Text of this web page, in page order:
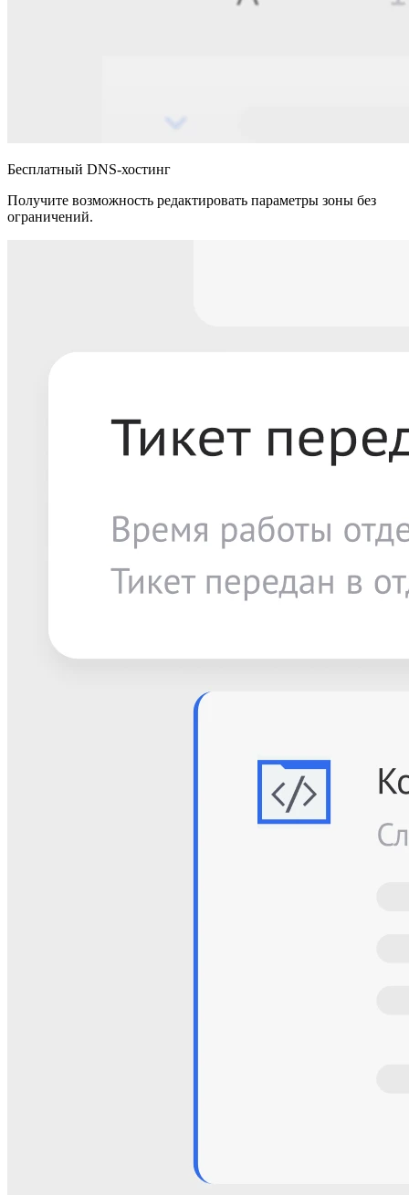
Бесплатный DNS-хостинг
Получите возможность редактировать параметры зоны без
ограничений.